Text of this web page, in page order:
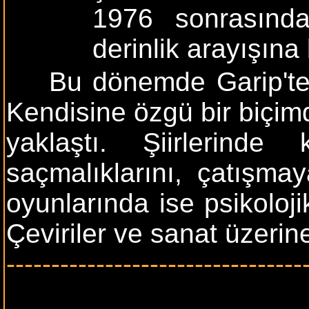
1976
derinlik
Bu dönemde
Kendisine özgü bir
yaklaştı. Şiirlerinde
saçmalıklarını,
oyunlarında ise
Çeviriler ve sanat